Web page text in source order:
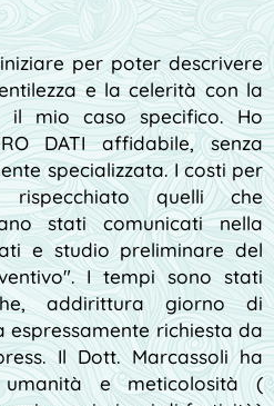
per poter descrivere
e la celerità con la
mio caso specifico. Ho
DATI affidabile, senza
specializzata. I costi per
quelli che
stati comunicati nella
e studio preliminare del
I tempi sono stati
addirittura giorno di
espressamente richiesta da
Il Dott. Marcassoli ha
e meticolosità (